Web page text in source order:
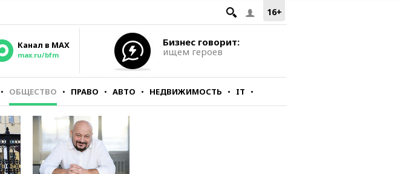
16+
Канал в MAX
max.ru/bfm
Бизнес говорит:
ищем героев
ОБЩЕСТВО ПРАВО АВТО НЕДВИЖИМОСТЬ IT